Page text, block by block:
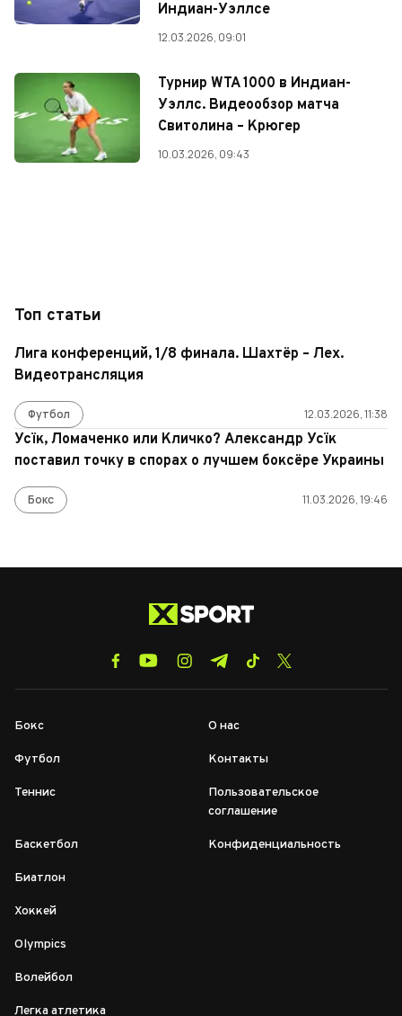
Индиан-Уэллсе
12.03.2026, 09:01
Турнир WTA 1000 в Индиан-
Уэллс. Видеообзор матча
Свитолина – Крюгер
10.03.2026, 09:43
Топ статьи
Лига конференций, 1/8 финала. Шахтёр – Лех.
Видеотрансляция
Футбол 12.03.2026, 11:38
Усїк, Ломаченко или Кличко? Александр Усїк
поставил точку в спорах о лучшем боксёре Украины
Бокс 11.03.2026, 19:46
Бокс
Футбол
Теннис
Баскетбол
Биатлон
Хоккей
Olympics
Волейбол
Легка атлетика
О нас
Контакты
Пользовательское
соглашение
Конфиденциальность